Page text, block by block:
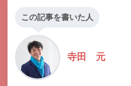
この記事を書いた人
寺田 元